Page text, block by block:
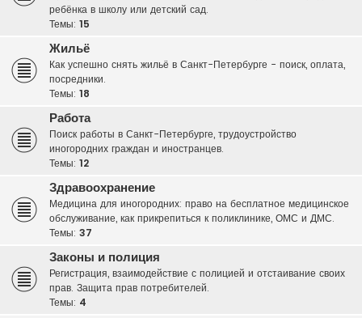
ребёнка в школу или детский сад.
Темы: 15
Жильё
Как успешно снять жильё в Санкт-Петербурге - поиск, оплата,
посредники.
Темы: 18
Работа
Поиск работы в Санкт-Петербурге, трудоустройство
иногородних граждан и иностранцев.
Темы: 12
Здравоохранение
Медицина для иногородних: право на бесплатное медицинское
обслуживание, как прикрепиться к поликлинике, ОМС и ДМС.
Темы: 37
Законы и полиция
Регистрация, взаимодействие с полицией и отстаивание своих
прав. Защита прав потребителей.
Темы: 4